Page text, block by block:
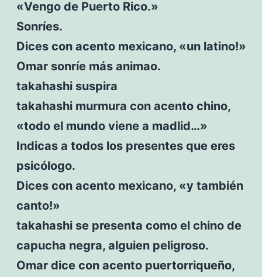
«Vengo de Puerto Rico.»
Sonríes.
Dices con acento mexicano, «un latino!»
Omar sonríe más animao.
takahashi suspira
takahashi murmura con acento chino,
«todo el mundo viene a madlid…»
Indicas a todos los presentes que eres
psicólogo.
Dices con acento mexicano, «y también
canto!»
takahashi se presenta como el chino de
capucha negra, alguien peligroso.
Omar dice con acento puertorriqueño,